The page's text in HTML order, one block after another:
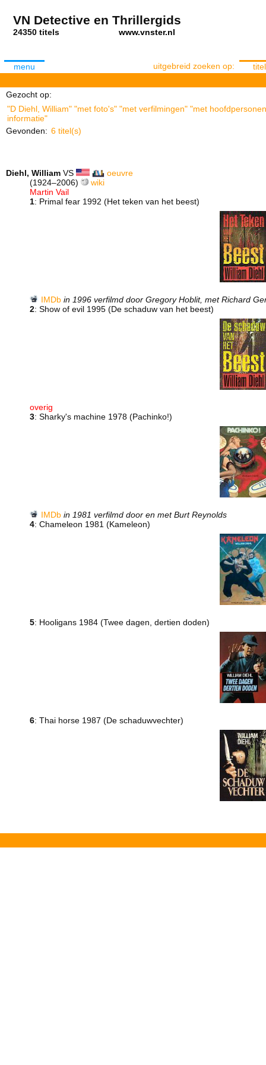
VN Detective en Thrillergids
24350 titels www.vnster.nl
menu uitgebreid zoeken op: titel
Gezocht op:
"D Diehl, William" "met foto's" "met verfilmingen" "met
informatie"
Gevonden: 6 titel(s)
Diehl, William VS
oeuvre
(1924–2006)
wiki
Martin Vail
1: Primal fear 1992 (Het teken van het beest)
IMDb in 1996 verfilmd door Gregory Hoblit, met Richard
2: Show of evil 1995 (De schaduw van het beest)
overig
3: Sharky's machine 1978 (Pachinko!)
IMDb in 1981 verfilmd door en met Burt Reynolds
4: Chameleon 1981 (Kameleon)
5: Hooligans 1984 (Twee dagen, dertien doden)
6: Thai horse 1987 (De schaduwvechter)